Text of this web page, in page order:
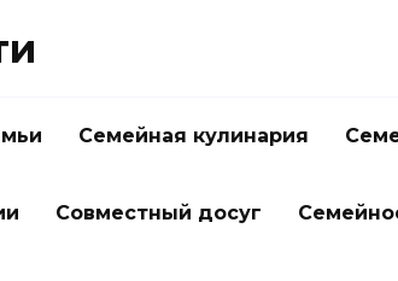
Семейная кулинария
Совместный досуг